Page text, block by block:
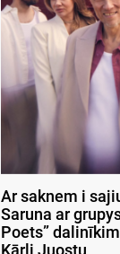
Ar saknem i
Saruna ar
Poets”
Kārli Juostu